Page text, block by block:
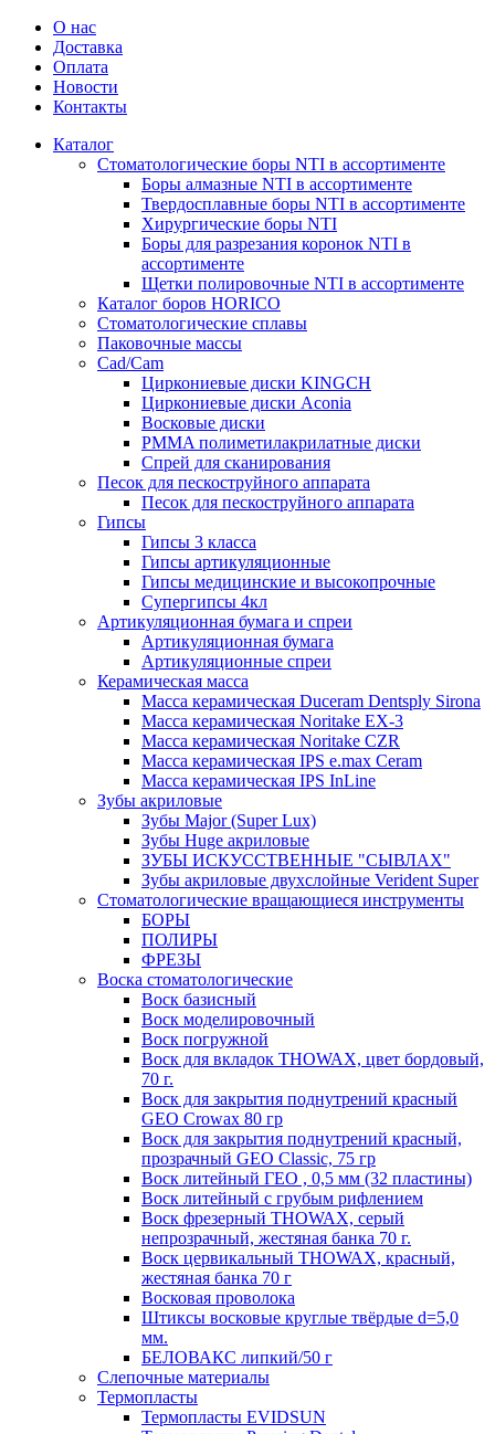
О нас
Доставка
Оплата
Новости
Контакты
Каталог
Стоматологические боры NTI в ассортименте
Боры алмазные NTI в ассортименте
Твердосплавные боры NTI в ассортименте
Хирургические боры NTI
Боры для разрезания коронок NTI в
ассортименте
Щетки полировочные NTI в ассортименте
Каталог боров HORICO
Стоматологические сплавы
Паковочные массы
Сad/Сam
Циркониевые диски KINGCH
Циркониевые диски Aconia
Восковые диски
PMMA полиметилакрилатные диски
Спрей для сканирования
Песок для пескоструйного аппарата
Песок для пескоструйного аппарата
Гипсы
Гипсы 3 класса
Гипсы артикуляционные
Гипсы медицинские и высокопрочные
Супергипсы 4кл
Артикуляционная бумага и спреи
Артикуляционная бумага
Артикуляционные спреи
Керамическая масса
Масса керамическая Duceram Dentsply Sirona
Масса керамическая Noritake EX-3
Масса керамическая Noritake CZR
Масса керамическая IPS e.max Ceram
Масса керамическая IPS InLine
Зубы акриловые
Зубы Major (Super Lux)
Зубы Huge акриловые
ЗУБЫ ИСКУССТВЕННЫЕ "СЫВЛАХ"
Зубы акриловые двухслойные Verident Super
Стоматологические вращающиеся инструменты
БОРЫ
ПОЛИРЫ
ФРЕЗЫ
Воска стоматологические
Воск базисный
Воск моделировочный
Воск погружной
Воск для вкладок THOWAX, цвет бордовый,
70 г.
Воск для закрытия поднутрений красный
GEO Crowax 80 гр
Воск для закрытия поднутрений красный,
прозрачный GEO Classic, 75 гр
Воск литейный ГЕО , 0,5 мм (32 пластины)
Воск литейный с грубым рифлением
Воск фрезерный THOWAX, серый
непрозрачный, жестяная банка 70 г.
Воск цервикальный THOWAX, красный,
жестяная банка 70 г
Восковая проволока
Штиксы восковые круглые твёрдые d=5,0
мм.
БЕЛОВАКС липкий/50 г
Слепочные материалы
Термопласты
Термопласты EVIDSUN